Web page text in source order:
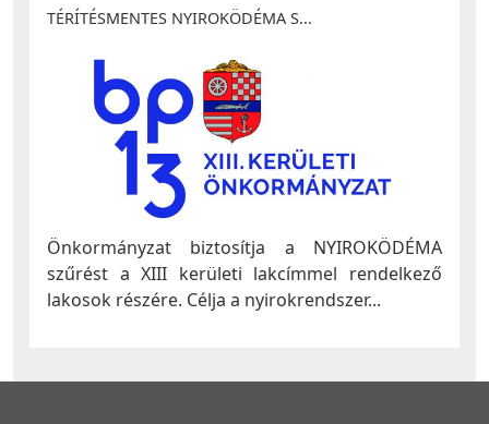
TÉRÍTÉSMENTES NYIROKÖDÉMA S...
Önkormányzat biztosítja a NYIROKÖDÉMA
szűrést a XIII kerületi lakcímmel rendelkező
lakosok részére. Célja a nyirokrendszer...